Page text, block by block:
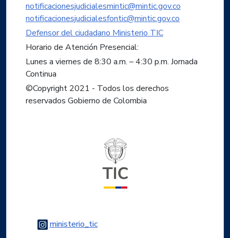
notificacionesjudicialesmintic@mintic.gov.co
notificacionesjudicialesfontic@mintic.gov.co
Defensor del ciudadano Ministerio TIC
Horario de Atención Presencial:
Lunes a viernes de 8:30 a.m. – 4:30 p.m. Jornada
Continua
©Copyright 2021 - Todos los derechos
reservados Gobierno de Colombia
ministerio_ticLogo Instagram